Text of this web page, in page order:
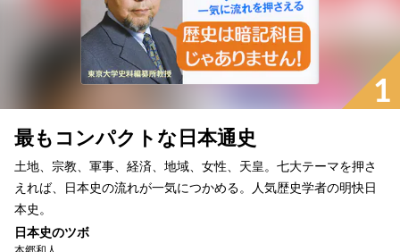
1
最もコンパクトな日本通史
土地、宗教、軍事、経済、地域、女性、天皇。七大テーマを押さ
えれば、日本史の流れが一気につかめる。人気歴史学者の明快日
本史。
日本史のツボ